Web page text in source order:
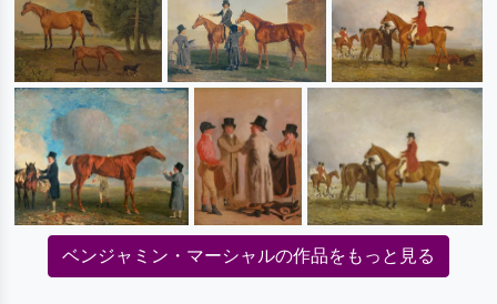
ベンジャミン・マーシャルの作品をもっと見る